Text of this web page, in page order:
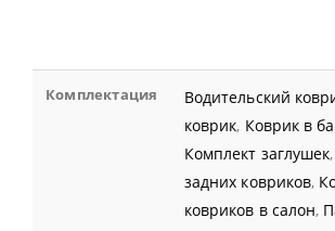
Комплектация Водительский
коврик, Коврик в
Комплект заглушек,
задних ковриков,
ковриков в салон,